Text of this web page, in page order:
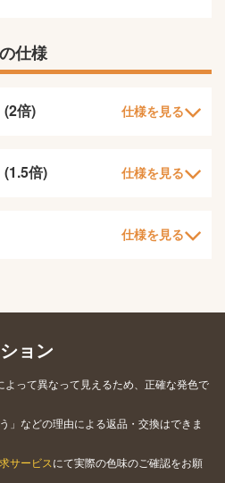
仕様
(2倍) 仕様を見る
倍) 仕様を見る
仕様を見る
ョン
って異なって見えるため、正確な発色で
」などの理由による返品・交換はできま
サービスにて実際の色味のご確認をお願